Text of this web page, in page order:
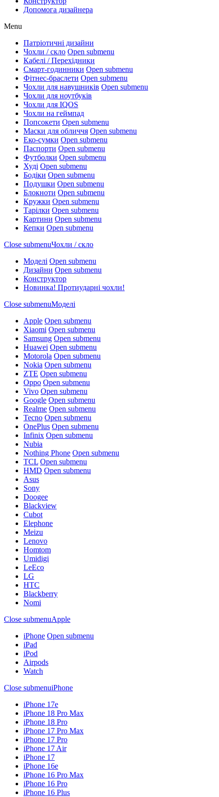
Допомога дизайнера
Menu
Патріотичні дизайни
Чохли / скло Open submenu
Кабелі / Перехідники
Смарт-годинники Open submenu
Фітнес-браслети Open submenu
Чохли для навушників Open submenu
Чохли для ноутбуків
Чохли для IQOS
Чохли на геймпад
Попсокети Open submenu
Маски для обличчя Open submenu
Еко-сумки Open submenu
Паспорти Open submenu
Футболки Open submenu
Худі Open submenu
Бодіки Open submenu
Подушки Open submenu
Блокноти Open submenu
Кружки Open submenu
Тарілки Open submenu
Картини Open submenu
Кепки Open submenu
Close submenuЧохли / скло
Моделі Open submenu
Дизайни Open submenu
Конструктор
Новинка! Протиударні чохли!
Close submenuМоделі
Apple Open submenu
Xiaomi Open submenu
Samsung Open submenu
Huawei Open submenu
Motorola Open submenu
Nokia Open submenu
ZTE Open submenu
Oppo Open submenu
Vivo Open submenu
Google Open submenu
Realme Open submenu
Tecno Open submenu
OnePlus Open submenu
Infinix Open submenu
Nubia
Nothing Phone Open submenu
TCL Open submenu
HMD Open submenu
Asus
Sony
Doogee
Blackview
Cubot
Elephone
Meizu
Lenovo
Homtom
Umidigi
LeEco
LG
HTC
Blackberry
Nomi
Close submenuApple
iPhone Open submenu
iPad
iPod
Airpods
Watch
Close submenuiPhone
iPhone 17e
iPhone 18 Pro Max
iPhone 18 Pro
iPhone 17 Pro Max
iPhone 17 Pro
iPhone 17 Air
iPhone 17
iPhone 16e
iPhone 16 Pro Max
iPhone 16 Pro
iPhone 16 Plus